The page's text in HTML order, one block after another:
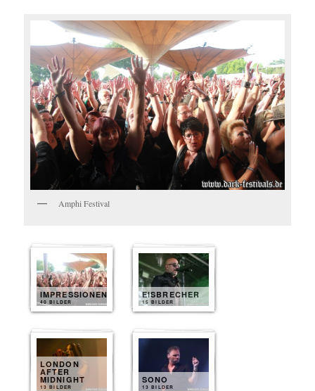
Amphi Festival
IMPRESSIONEN
40 BILDER
EISBRECHER
15 BILDER
LONDON
AFTER
MIDNIGHT
13 BILDER
SONO
13 BILDER